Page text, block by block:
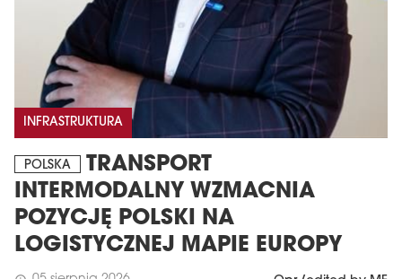
INFRASTRUKTURA
POLSKA
TRANSPORT
INTERMODALNY WZMACNIA
POZYCJĘ POLSKI NA
LOGISTYCZNEJ MAPIE EUROPY